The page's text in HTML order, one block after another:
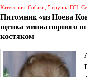
Категория: Собаки, 5 группа FCI,
Питомник «из Ноева
щенка миниатюрного
костяком